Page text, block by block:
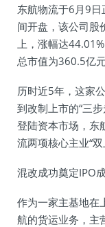
东航物流于6月9
间开盘，该公司股
上，涨幅达
总市值为360.5亿元
历时近5年，这家
到改制上市的“三
登陆资本市场，东
流两项核心主业“
混改成功奠定IPO
作为一家主基地在
航的货运业务，主